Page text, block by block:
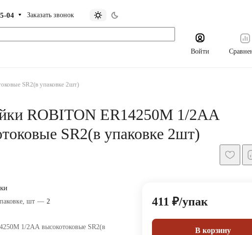
04 Заказать звонок
Войти
SR2(в упаковке 2шт)
ROBITON ER14250M 1/2AA
SR2(в упаковке 2шт)
шт — 2
1/2AA высокотоковые SR2(в
411 ₽/упак
В корзину